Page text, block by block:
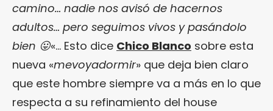
camino… nadie nos avisó de hacernos
adultos… pero seguimos vivos y pasándolo
bien 😛«… Esto dice Chico Blanco sobre esta
nueva «mevoyadormir» que deja bien claro
que este hombre siempre va a más en lo que
respecta a su refinamiento del house